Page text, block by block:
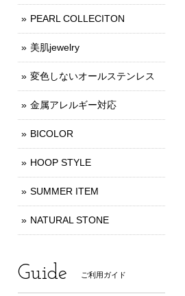
PEARL COLLECITON
美肌jewelry
変色しないオールステンレス
金属アレルギー対応
BICOLOR
HOOP STYLE
SUMMER ITEM
NATURAL STONE
Guide ご利用ガイド